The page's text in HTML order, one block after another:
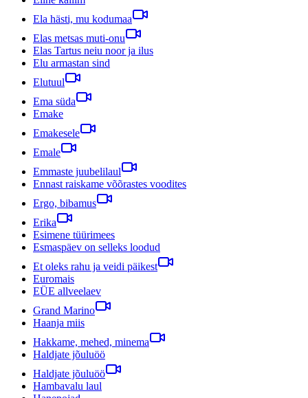
Ela hästi, mu kodumaa
Elas metsas muti-onu
Elas Tartus neiu noor ja ilus
Elu armastan sind
Elutuul
Ema süda
Emake
Emakesele
Emale
Emmaste juubelilaul
Ennast raiskame võõrastes voodites
Ergo, bibamus
Erika
Esimene tüürimees
Esmaspäev on selleks loodud
Et oleks rahu ja veidi päikest
Euromais
EÜE allveelaev
Grand Marino
Haanja miis
Hakkame, mehed, minema
Haldjate jõuluöö
Haldjate jõuluöö
Hambavalu laul